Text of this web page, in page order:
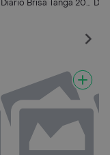
Diario Brisa Tanga 20